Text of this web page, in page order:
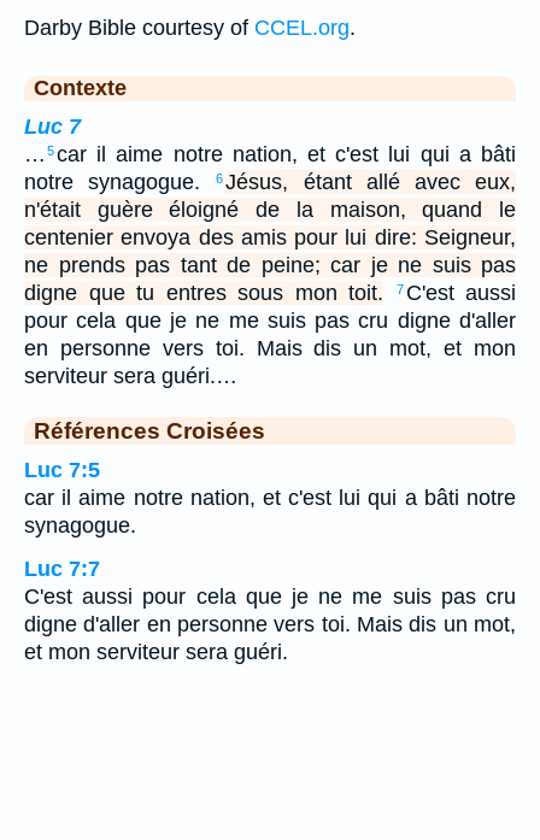
Darby Bible courtesy of CCEL.org.
Contexte
Luc 7
… 5car il aime notre nation, et c'est lui qui a bâti
notre synagogue.
6Jésus, étant allé avec eux,
n'était guère éloigné de la maison, quand le
centenier envoya des amis pour lui dire: Seigneur,
ne prends pas tant de peine; car je ne suis pas
digne que tu entres sous mon toit.
7 C'est aussi
pour cela que je ne me suis pas cru digne d'aller
en personne vers toi. Mais dis un mot, et mon
serviteur sera guéri.…
Références Croisées
Luc 7:5
car il aime notre nation, et c'est lui qui a bâti notre
synagogue.
Luc 7:7
C'est aussi pour cela que je ne me suis pas cru
digne d'aller en personne vers toi. Mais dis un mot,
et mon serviteur sera guéri.